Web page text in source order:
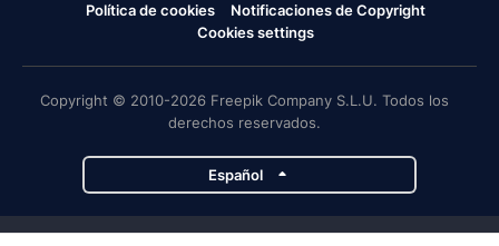
Política de cookies
Notificaciones de Copyright
Cookies settings
Copyright © 2010-2026 Freepik Company S.L.U. Todos los
derechos reservados.
Español